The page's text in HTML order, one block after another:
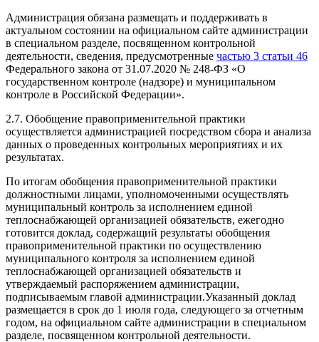
Администрация обязана размещать и поддерживать в
актуальном состоянии на официальном сайте администрации
в специальном разделе, посвященном контрольной
деятельности, сведения, предусмотренные частью 3 статьи 46
Федерального закона от 31.07.2020 № 248-ФЗ «О
государственном контроле (надзоре) и муниципальном
контроле в Российской Федерации».
2.7. Обобщение правоприменительной практики
осуществляется администрацией посредством сбора и анализа
данных о проведенных контрольных мероприятиях и их
результатах.
По итогам обобщения правоприменительной практики
должностными лицами, уполномоченными осуществлять
муниципальный контроль за исполнением единой
теплоснабжающей организацией обязательств, ежегодно
готовится доклад, содержащий результаты обобщения
правоприменительной практики по осуществлению
муниципального контроля за исполнением единой
теплоснабжающей организацией обязательств и
утверждаемый распоряжением администрации,
подписываемым главой администрации.Указанный доклад
размещается в срок до 1 июля года, следующего за отчетным
годом, на официальном сайте администрации в специальном
разделе, посвященном контрольной деятельности.